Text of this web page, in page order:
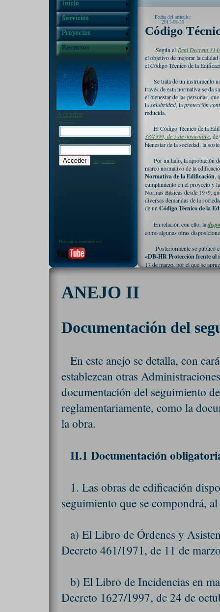
Acceder
Nombre:
Clave:
Registrarse
Buscanos tambien en:
Fecha del artículo:
2011-08-30
Código
Según el Real Decreto
el objetivo de mejorar la
el Código Técnico de la
Se trata de un instrumento
través de esta normativa se da
el bienestar de las personas,
lasalubridad, laprotección
reducida.
El Código Técnico de la
38/1999, de 5 de noviembre, de
bienestar de la sociedad, la
Por un lado, la aprobación
marco normativo de la
Normativa de la Edificación,
cumplimiento en el proyecto y
Normas Básicas desde 1979,
diversas demandas de la
de un Código Técnico de la
En relación con ello, la
como algunas otras
Posteriormente se publicó
«DB-HR Protección frente al
17 de marzo, por el que se
ANEJO II
Documentación del
En este anejo se detalla, con
establezcan otras
documentación del seguimiento
reglamentariamente, como la
la obra.
II.1 Documentación
1. Las obras de edificación
seguimiento que se compondrá,
a) El Libro de Órdenes y
Decreto 461/1971, de 11 de
b) El Libro de Incidencias en
Decreto 1627/1997, de 24 de